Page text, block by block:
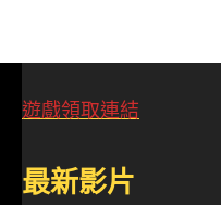
遊戲領取連結
最新影片